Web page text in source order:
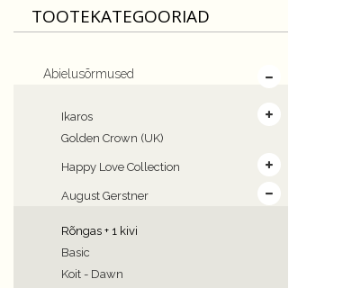
TOOTEKATEGOORIAD
Abielusõrmused
Ikaros
Golden Crown (UK)
Happy Love Collection
August Gerstner
Rõngas + 1 kivi
Basic
Koit - Dawn